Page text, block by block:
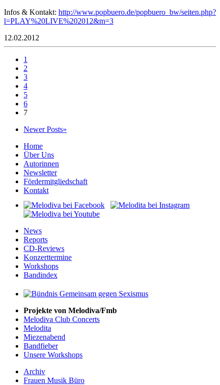
Infos & Kontakt: http://www.popbuero.de/popbuero_bw/seiten.php?
l=PLAY%20LIVE%202012&m=3
12.02.2012
1
2
3
4
5
6
7
Newer Posts»
Home
Über Uns
Autorinnen
Newsletter
Fördermitgliedschaft
Kontakt
News
Reports
CD-Reviews
Konzerttermine
Workshops
Bandindex
Projekte von Melodiva/Fmb
Melodiva Club Concerts
Melodita
Miezenabend
Bandfieber
Unsere Workshops
Archiv
Frauen Musik Büro